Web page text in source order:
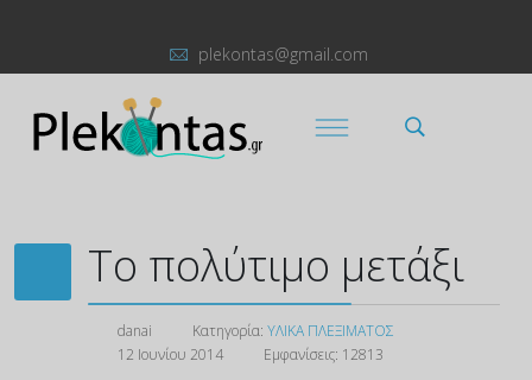
plekontas@gmail.com
Το πολύτιμο μετάξι
danai Κατηγορία: ΥΛΙΚΑ ΠΛΕΞΙΜΑΤΟΣ
12 Ιουνίου 2014
Εμφανίσεις: 12813